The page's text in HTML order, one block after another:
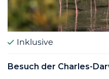
Inklusive
Besuch der Charles-